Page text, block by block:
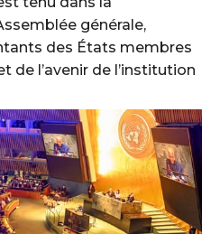
générale,
des États membres
de l’avenir de l’institution